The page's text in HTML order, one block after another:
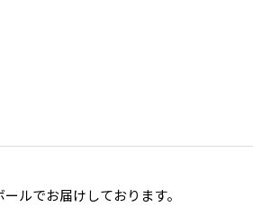
ルでお届けしております。